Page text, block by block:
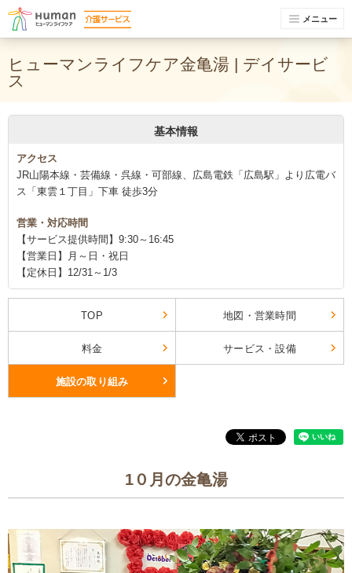
メニュー
ヒューマンライフケア金亀湯 | デイサービ
ス
基本情報
アクセス
JR山陽本線・芸備線・呉線・可部線、広島電鉄「広島駅」より広電バ
ス「東雲１丁目」下車 徒歩3分
営業・対応時間
【サービス提供時間】9:30～16:45
【営業日】月～日・祝日
【定休日】12/31～1/3
TOP 地図・営業時間
料金 サービス・設備
施設の取り組み
1０月の金亀湯